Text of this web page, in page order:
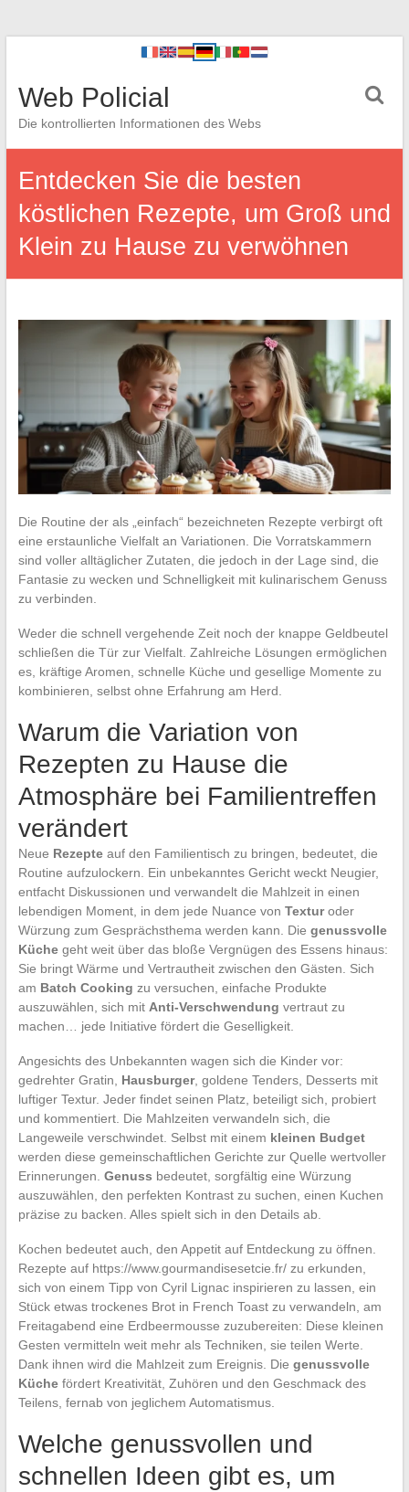
Web Policial
Die kontrollierten Informationen des Webs
Entdecken Sie die besten
köstlichen Rezepte, um Groß und
Klein zu Hause zu verwöhnen
Die Routine der als „einfach“ bezeichneten Rezepte verbirgt oft
eine erstaunliche Vielfalt an Variationen. Die Vorratskammern
sind voller alltäglicher Zutaten, die jedoch in der Lage sind, die
Fantasie zu wecken und Schnelligkeit mit kulinarischem Genuss
zu verbinden.
Weder die schnell vergehende Zeit noch der knappe Geldbeutel
schließen die Tür zur Vielfalt. Zahlreiche Lösungen ermöglichen
es, kräftige Aromen, schnelle Küche und gesellige Momente zu
kombinieren, selbst ohne Erfahrung am Herd.
Warum die Variation von
Rezepten zu Hause die
Atmosphäre bei Familientreffen
verändert
Neue Rezepteauf den Familientisch zu bringen, bedeutet, die
Routine aufzulockern. Ein unbekanntes Gericht weckt Neugier,
entfacht Diskussionen und verwandelt die Mahlzeit in einen
lebendigen Moment, in dem jede Nuance von Texturoder
Würzung zum Gesprächsthema werden kann. Die genussvolle
Küchegeht weit über das bloße Vergnügen des Essens hinaus:
Sie bringt Wärme und Vertrautheit zwischen den Gästen. Sich
am Batch Cooking zu versuchen, einfache Produkte
auszuwählen, sich mit Anti-Verschwendung vertraut zu
machen… jede Initiative fördert die Geselligkeit.
Angesichts des Unbekannten wagen sich die Kinder vor:
gedrehter Gratin, Hausburger, goldene Tenders, Desserts mit
luftiger Textur. Jeder findet seinen Platz, beteiligt sich, probiert
und kommentiert. Die Mahlzeiten verwandeln sich, die
Langeweile verschwindet. Selbst mit einem kleinen Budget
werden diese gemeinschaftlichen Gerichte zur Quelle wertvoller
Erinnerungen. Genuss bedeutet, sorgfältig eine Würzung
auszuwählen, den perfekten Kontrast zu suchen, einen Kuchen
präzise zu backen. Alles spielt sich in den Details ab.
Kochen bedeutet auch, den Appetit auf Entdeckung zu öffnen.
Rezepte auf https://www.gourmandisesetcie.fr/ zu erkunden,
sich von einem Tipp von Cyril Lignac inspirieren zu lassen, ein
Stück etwas trockenes Brot in French Toast zu verwandeln, am
Freitagabend eine Erdbeermousse zuzubereiten: Diese kleinen
Gesten vermitteln weit mehr als Techniken, sie teilen Werte.
Dank ihnen wird die Mahlzeit zum Ereignis. Die genussvolle
Küchefördert Kreativität, Zuhören und den Geschmack des
Teilens, fernab von jeglichem Automatismus.
Welche genussvollen und
schnellen Ideen gibt es, um